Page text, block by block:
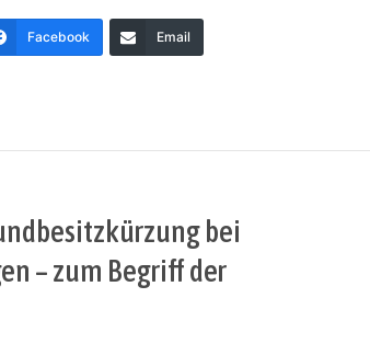
Facebook Email
bei
– zum Begriff der